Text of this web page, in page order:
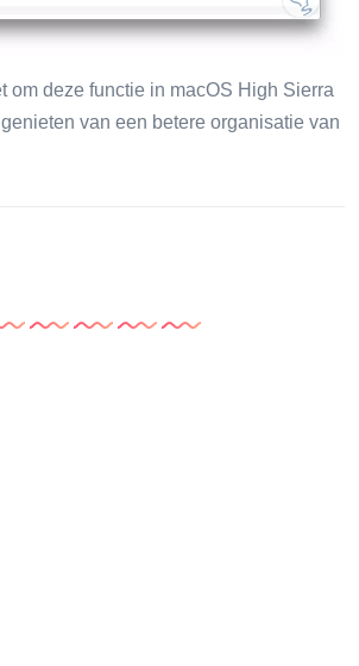
om deze functie in macOS High Sierra
van een betere organisatie van